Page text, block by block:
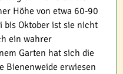
Höhe von etwa 60-90
Oktober ist sie nicht
ein wahrer
Garten hat sich die
Bienenweide erwiesen